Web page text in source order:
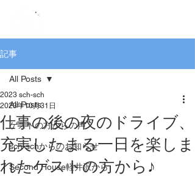
記事
All Posts
ゲストの方からの声
sch-schからのお知らせ
Second House軽井沢から
All Posts
仕事の後の夜のドライブ、
充実したまる一日を楽しま
れたゲストの方から♪
2023 sch-sch
2023年10月31日